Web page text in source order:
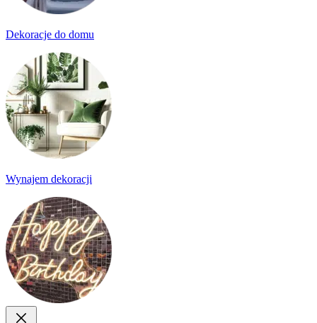
Dekoracje do domu
Wynajem dekoracji